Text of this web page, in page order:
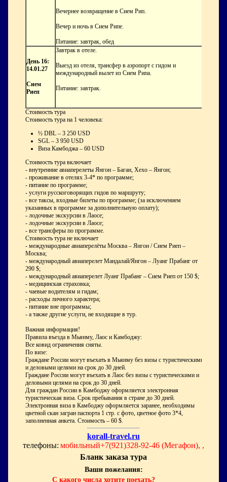
Вечернее возвращение в Сием Рип.
Вечер и ночь в Сием Рипе.
Питание: завтрак, обед
День 16:
14.01.27
Сием
Риеп
Завтрак в отеле.
Выезд из отеля, трансфер в аэропорт с гидом и
международный вылет из Сием Рипа.
Питание: завтрак.
Стоимость тура
Стоимость тура на 1 человека:
½ DBL – 3 250 USD
SGL – 3 950 USD
Виза Камбоджа – 60 USD
Стоимость тура включает
- внутренние авиаперелеты Янгон – Баган, Хехо – Янгон;
- проживание в отелях 3-4* по программе;
- питание по программе;
- услуги русскоговорящих гидов по маршруту;
- все таксы, входные билеты по программе; (за исключением
указанных в программе за дополнительную оплату);
- лодочные экскурсии в Лаосе;
- лодочные экскурсии в Лаосе;
- все трансферы по программе.
Стоимость тура не включает
- международные авиаперелёты Москва – Янгон / Сием Риеп –
Москва;
- международный авиаперелет Мандалай/Янгон – Луанг Прабанг от
290 $;
- международный авиаперелет Луанг Прабанг – Сием Риеп от 150 $;
- медицинская страховка;
- чаевые водителям и гидам;
- расходы личного характера;
- питание вне программы;
- а также другие услуги, не входящие в тур.
Важная информация!
Правила въезда в Мьянму, Лаос и Камбоджу:
Все ковид ограничения сняты.
По визе:
Граждане России могут въехать в Мьянму без визы с туристическими
и деловыми целями на срок до 30 дней.
Граждане России могут въехать в Лаос без визы с туристическими и
деловыми целями на срок до 30 дней.
Для граждан России в Камбоджу оформляется электронная
туристическая виза. Срок пребывания в стране до 30 дней.
Электронная виза в Камбоджу оформляется заранее, необходимы
цветной скан загран паспорта 1 стр. с фото, цветное фото 3*4,
заполненная анкета. Стоимость – 60 $.
korall-travel.ru
телефоны: мобильный+7(921)328-92-46 (Мегафон), ,
Бланк заказа тура
Ваши пожелания:
С какого числа хотите поехать?